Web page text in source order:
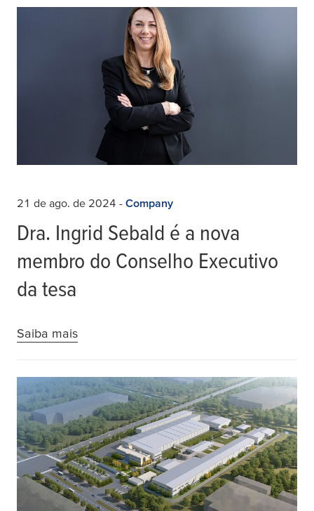
21 de ago. de 2024 - Company
Dra. Ingrid Sebald é a nova
membro do Conselho Executivo
da tesa
Saiba mais